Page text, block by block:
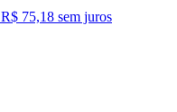
R$ 75,18 sem juros